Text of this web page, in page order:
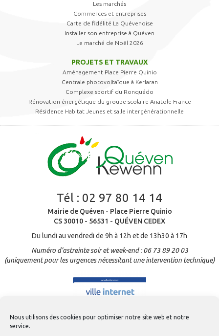
Nous utilisons des cookies pour optimiser notre site web et notre
service.
Les marchés
Commerces et entreprises
Carte de fidélité La Quévenoise
Installer son entreprise à Quéven
Le marché de Noël 2026
PROJETS ET TRAVAUX
Aménagement Place Pierre Quinio
Centrale photovoltaïque à Kerlaran
Complexe sportif du Ronquédo
Rénovation énergétique du groupe scolaire Anatole France
Résidence Habitat Jeunes et salle intergénérationnelle
Tél : 02 97 80 14 14
Mairie de Quéven - Place Pierre Quinio
CS 30010 - 56531 - QUÉVEN CEDEX
Du lundi au vendredi de 9h à 12h et de 13h30 à 17h
Numéro d’astreinte soir et week-end : 06 73 89 20 03
(uniquement pour les urgences nécessitant une intervention technique)